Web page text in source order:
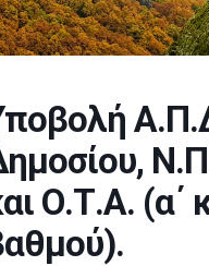
Ο.Τ.Α. (α΄